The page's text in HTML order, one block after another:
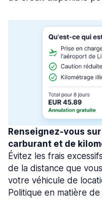
Renseignez-vous
carburant et de
Évitez les frais
de la distance que
votre véhicule de
Politique en matière